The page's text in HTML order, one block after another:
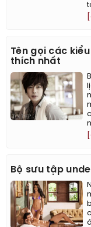
Tên gọi các
thích nhất
Bộ sưu tập